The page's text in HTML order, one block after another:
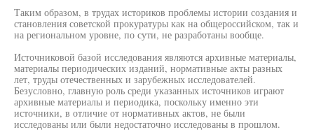
Таким образом, в трудах историков проблемы истории создания и
становления советской прокуратуры как на общероссийском, так и
на региональном уровне, по сути, не разработаны вообще.
Источниковой базой исследования являются архивные материалы,
материалы периодических изданий, нормативные акты разных
лет, труды отечественных и зарубежных исследователей.
Безусловно, главную роль среди указанных источников играют
архивные материалы и периодика, поскольку именно эти
источники, в отличие от нормативных актов, не были
исследованы или были недостаточно исследованы в прошлом.